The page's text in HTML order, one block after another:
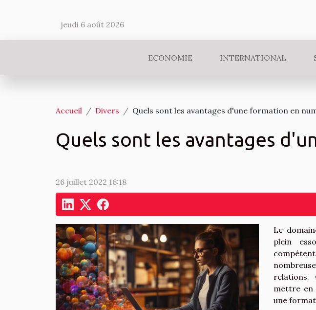
jeudi 6 août 2026
ECONOMIE INTERNATIONAL
Accueil Divers Quels sont les avantages d'une formation en
Quels sont les avantages
26 juillet 2022 16:18
Le
plein
mettre en
une